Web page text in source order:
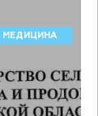
МЕДИЦИНА